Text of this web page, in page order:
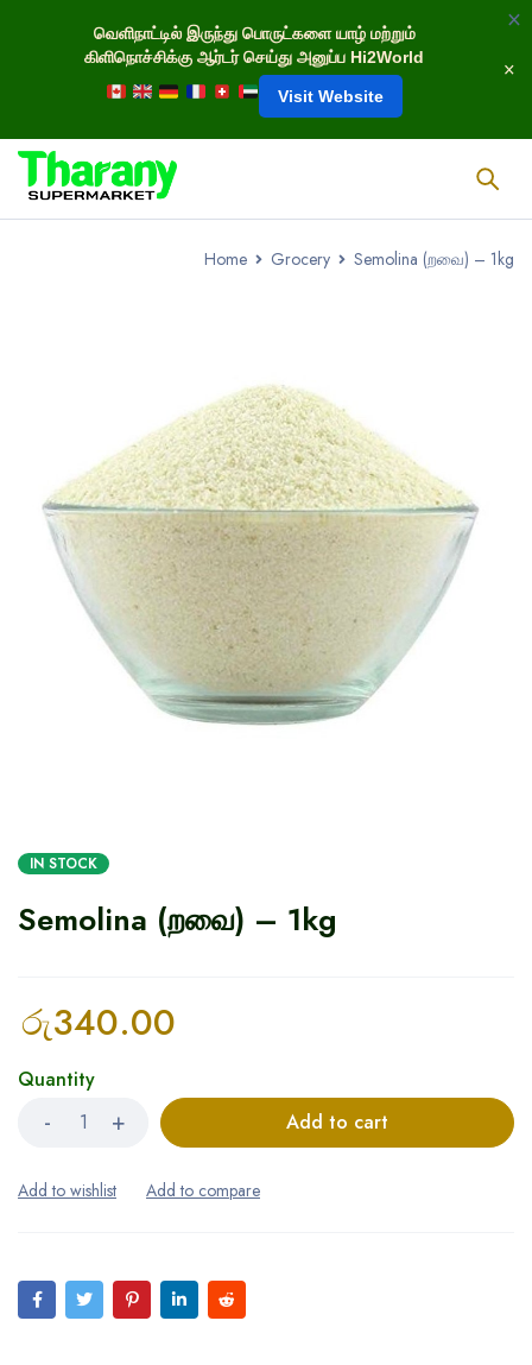
வெளிநாட்டில் இருந்து பொருட்களை யாழ் மற்றும்
கிளிநொச்சிக்கு ஆர்டர் செய்து அனுப்ப Hi2World
Visit Website
Home Grocery Semolina (றவை) – 1kg
IN STOCK
Semolina (றவை) – 1kg
රු340.00
Quantity
Add to cart